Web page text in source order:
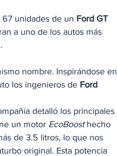
unidades de un Ford GT
a uno de los autos más
nombre. Inspirándose en
los ingenieros de Ford
detalló los principales
un motor EcoBoost hecho
de 3.5 litros, lo que nos
original. Esta potencia